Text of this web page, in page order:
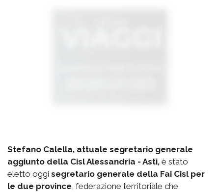
Stefano Calella, attuale segretario generale
aggiunto della Cisl Alessandria - Asti, è stato
eletto oggi segretario generale della Fai Cisl per
le due province, federazione territoriale che